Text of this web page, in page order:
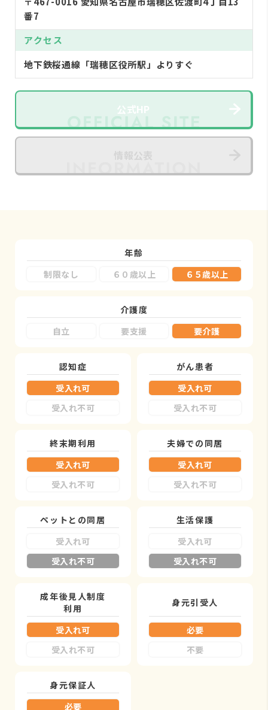
番7
アクセス
地下鉄桜通線「瑞穂区役所駅」よりすぐ
公式HP
年齢
制限なし
６０歳以上 ６５歳以上
介護度
自立
要支援 要介護
認知症
受入れ可
受入れ不可
がん患者
受入れ可
受入れ不可
終末期利用
受入れ可
受入れ不可
夫婦での同居
受入れ可
受入れ不可
ペットとの同居
受入れ可
受入れ不可
生活保護
受入れ可
受入れ不可
成年後見人制度
利用
受入れ可
受入れ不可
身元引受人
必要
不要
身元保証人
必要